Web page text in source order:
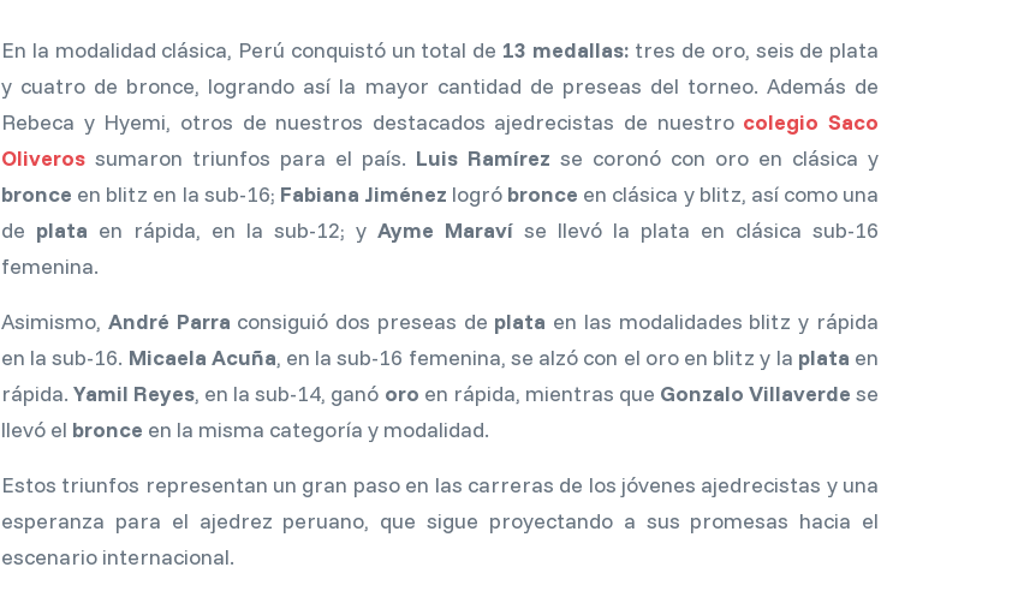
En la modalidad clásica, Perú conquistó un total de 13 medallas: tres de oro, seis de plata
y cuatro de bronce, logrando así la mayor cantidad de preseas del torneo. Además de
Rebeca y Hyemi, otros de nuestros destacados ajedrecistas de nuestro colegio Saco
Oliveros sumaron triunfos para el país. Luis Ramírez se coronó con oro en clásica y
bronce en blitz en la sub-16; Fabiana Jiménez logró bronce en clásica y blitz, así como una
de plata en rápida, en la sub-12; y Ayme Maraví se llevó la plata en clásica sub-16
femenina.
Asimismo, André Parra consiguió dos preseas de plata en las modalidades blitz y rápida
en la sub-16. Micaela Acuña, en la sub-16 femenina, se alzó con el oro en blitz y la plata en
rápida.Yamil Reyes, en la sub-14, ganó oro en rápida, mientras que Gonzalo Villaverde se
llevó el bronce en la misma categoría y modalidad.
Estos triunfos representan un gran paso en las carreras de los jóvenes ajedrecistas y una
esperanza para el ajedrez peruano, que sigue proyectando a sus promesas hacia el
escenario internacional.